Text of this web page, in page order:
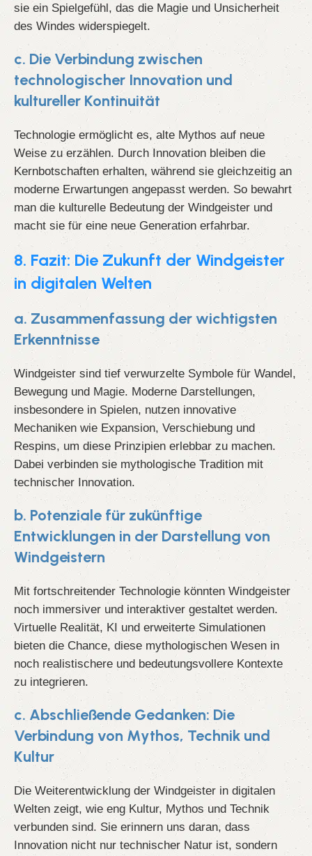
sie ein Spielgefühl, das die Magie und Unsicherheit
des Windes widerspiegelt.
c. Die Verbindung zwischen
technologischer Innovation und
kultureller Kontinuität
Technologie ermöglicht es, alte Mythos auf neue
Weise zu erzählen. Durch Innovation bleiben die
Kernbotschaften erhalten, während sie gleichzeitig an
moderne Erwartungen angepasst werden. So bewahrt
man die kulturelle Bedeutung der Windgeister und
macht sie für eine neue Generation erfahrbar.
8. Fazit: Die Zukunft der Windgeister
in digitalen Welten
a. Zusammenfassung der wichtigsten
Erkenntnisse
Windgeister sind tief verwurzelte Symbole für Wandel,
Bewegung und Magie. Moderne Darstellungen,
insbesondere in Spielen, nutzen innovative
Mechaniken wie Expansion, Verschiebung und
Respins, um diese Prinzipien erlebbar zu machen.
Dabei verbinden sie mythologische Tradition mit
technischer Innovation.
b. Potenziale für zukünftige
Entwicklungen in der Darstellung von
Windgeistern
Mit fortschreitender Technologie könnten Windgeister
noch immersiver und interaktiver gestaltet werden.
Virtuelle Realität, KI und erweiterte Simulationen
bieten die Chance, diese mythologischen Wesen in
noch realistischere und bedeutungsvollere Kontexte
zu integrieren.
c. Abschließende Gedanken: Die
Verbindung von Mythos, Technik und
Kultur
Die Weiterentwicklung der Windgeister in digitalen
Welten zeigt, wie eng Kultur, Mythos und Technik
verbunden sind. Sie erinnern uns daran, dass
Innovation nicht nur technischer Natur ist, sondern